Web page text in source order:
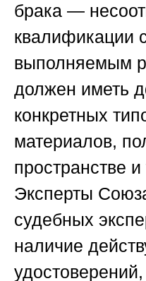
брака —
квалификации
выполняемым
должен иметь
конкретных
материалов,
пространстве
Эксперты
судебных
наличие
удостоверений,